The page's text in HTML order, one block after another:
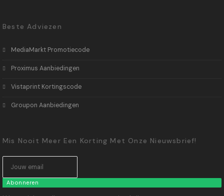
Beste Adviezen
MediaMarkt Promotiecode
Proximus Aanbiedingen
Vistaprint Kortingscode
Groupon Aanbiedingen
Mis Nooit Meer Een Korting Met Onze Nieuwsbrief!
Abonneren